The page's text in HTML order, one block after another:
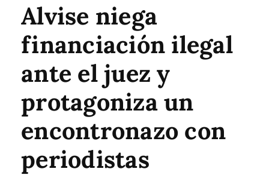
Alvise niega
financiación ilegal
ante el juez y
protagoniza un
encontronazo con
periodistas